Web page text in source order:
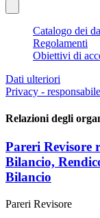
Catalogo dei
Regolamenti
Obiettivi di
Dati ulteriori
Privacy -
Relazioni degli
Pareri Revisore
Bilancio,
Bilancio
Pareri Revisore